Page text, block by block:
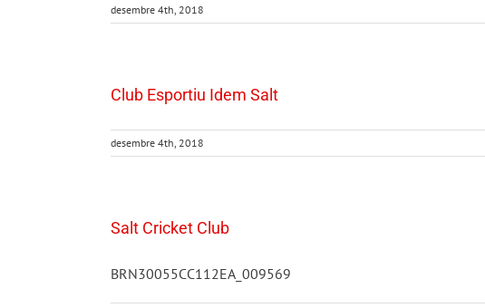
desembre 4th, 2018
Club Esportiu Idem Salt
desembre 4th, 2018
Salt Cricket Club
BRN30055CC112EA_009569